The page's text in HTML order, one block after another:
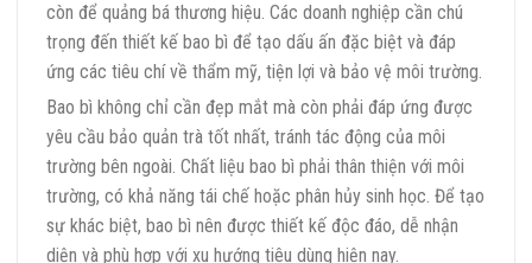
còn để quảng bá thương hiệu. Các doanh nghiệp cần chú
trọng đến thiết kế bao bì để tạo dấu ấn đặc biệt và đáp
ứng các tiêu chí về thẩm mỹ, tiện lợi và bảo vệ môi trường.
Bao bì không chỉ cần đẹp mắt mà còn phải đáp ứng được
yêu cầu bảo quản trà tốt nhất, tránh tác động của môi
trường bên ngoài. Chất liệu bao bì phải thân thiện với môi
trường, có khả năng tái chế hoặc phân hủy sinh học. Để tạo
sự khác biệt, bao bì nên được thiết kế độc đáo, dễ nhận
diện và phù hợp với xu hướng tiêu dùng hiện nay.